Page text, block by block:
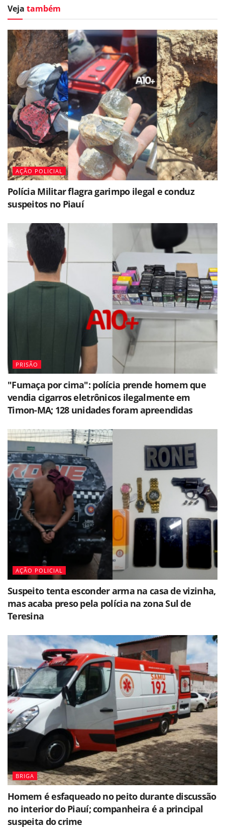
Veja também
AÇÃO POLICIAL
Polícia Militar flagra garimpo ilegal e conduz
suspeitos no Piauí
PRISÃO
"Fumaça por cima": polícia prende homem que
vendia cigarros eletrônicos ilegalmente em
Timon-MA; 128 unidades foram apreendidas
AÇÃO POLICIAL
Suspeito tenta esconder arma na casa de vizinha,
mas acaba preso pela polícia na zona Sul de
Teresina
BRIGA
Homem é esfaqueado no peito durante discussão
no interior do Piauí; companheira é a principal
suspeita do crime